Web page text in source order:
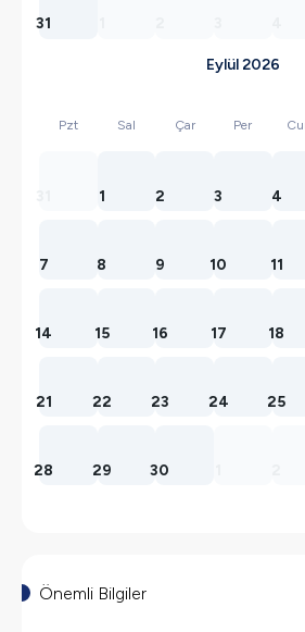
31
Eylül 2026
Pzt Sal Çar Per
1 2 3 4
7 8 9 10 11
14 15 16 17 18
21 22 23 24 25
28 29 30
Önemli Bilgiler